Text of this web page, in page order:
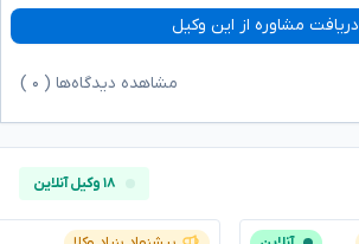
دریافت مشاوره از این وکیل
مشاهده دیدگاه‌ها ( ۰
۱۸ وکیل آنلاین